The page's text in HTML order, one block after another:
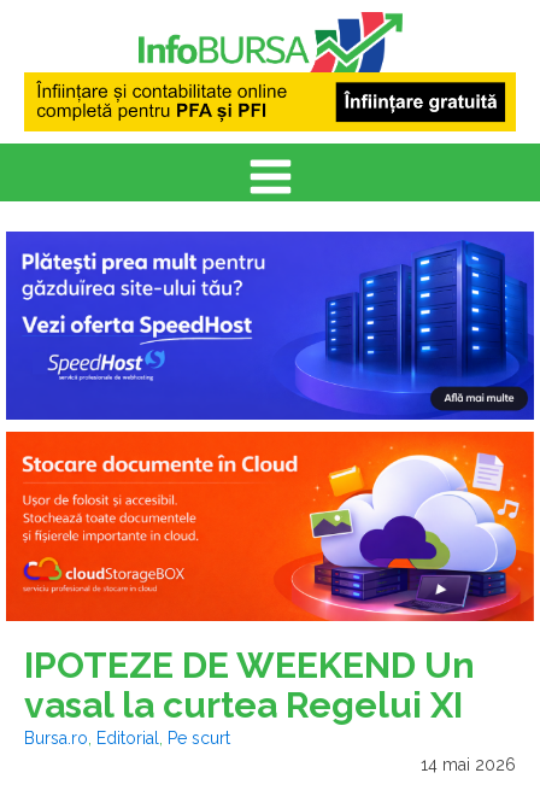
IPOTEZE DE WEEKEND Un
vasal la curtea Regelui XI
Bursa.ro Editorial
Pe scurt
14 mai 2026